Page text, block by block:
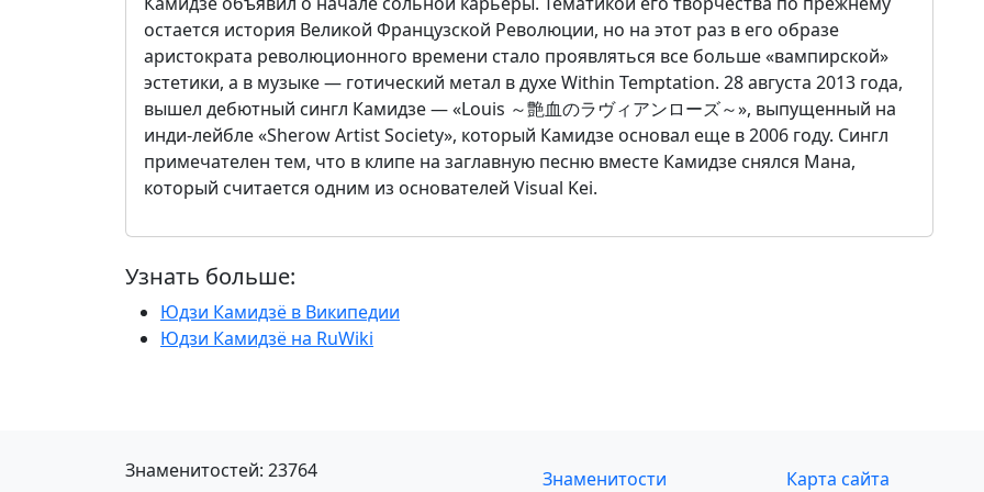
остается история Великой Французской Революции, но на этот раз в его образе
аристократа революционного времени стало проявляться все больше «вампирской»
эстетики, а в музыке — готический метал в духе Within Temptation. 28 августа 2013 года,
вышел дебютный сингл Камидзе — «Louis ～艶血のラヴィアンローズ～», выпущенный на
инди-лейбле «Sherow Artist Society», который Камидзе основал еще в 2006 году. Сингл
примечателен тем, что в клипе на заглавную песню вместе Камидзе снялся Мана,
который считается одним из основателей Visual Kei.
Узнать больше:
Юдзи Камидзё в Википедии
Юдзи Камидзё на RuWiki
Знаменитостей: 23764 Знаменитости Карта сайта